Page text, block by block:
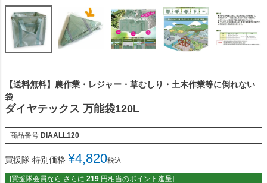
【送料無料】農作業・レジャー・草むしり・土木作業等に倒れない
袋
ダイヤテックス 万能袋120L
商品番号 DIAALL120
買援隊 特別価格 ¥4,820税込
[買援隊会員なら さらに 219 円相当のポイント進呈]